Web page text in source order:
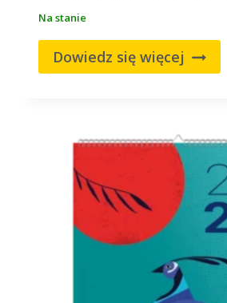
Na stanie
Dowiedz się więcej